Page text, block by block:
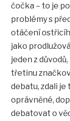
čočka – to je
problémy s
otáčení
jako
jeden z
třetinu
debatu, zdali
oprávněné,
debatovat o